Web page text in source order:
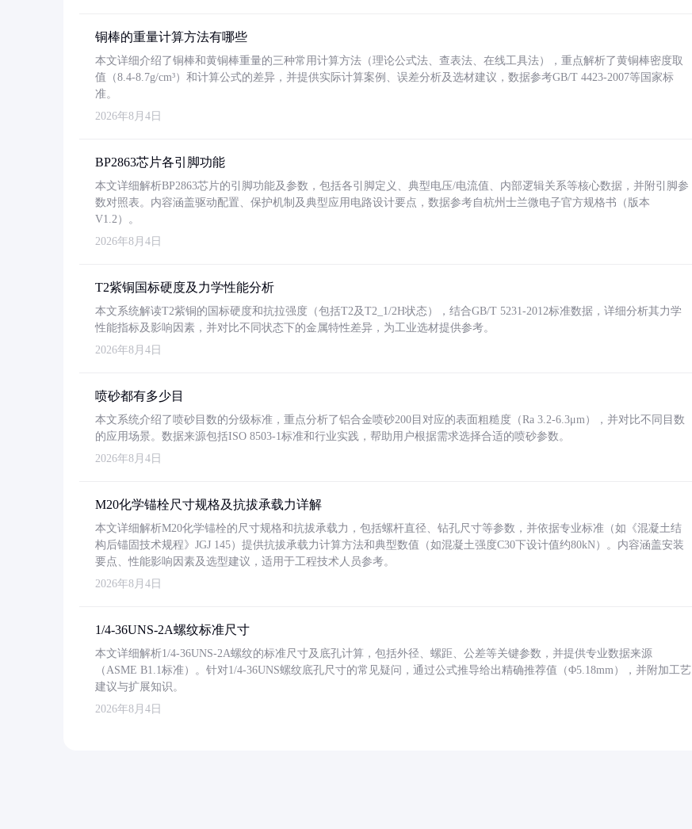
铜棒的重量计算方法有哪些
本文详细介绍了铜棒和黄铜棒重量的三种常用计算方法（理论公式法、查表法、在线工具法），重点解析了黄铜棒密度取
值（8.4-8.7g/cm³）和计算公式的差异，并提供实际计算案例、误差分析及选材建议，数据参考GB/T 4423-2007等国家标
准。
2026年8月4日
BP2863芯片各引脚功能
本文详细解析BP2863芯片的引脚功能及参数，包括各引脚定义、典型电压/电流值、内部逻辑关系等核心数据，并附引脚参
数对照表。内容涵盖驱动配置、保护机制及典型应用电路设计要点，数据参考自杭州士兰微电子官方规格书（版本
V1.2）。
2026年8月4日
T2紫铜国标硬度及力学性能分析
本文系统解读T2紫铜的国标硬度和抗拉强度（包括T2及T2_1/2H状态），结合GB/T 5231-2012标准数据，详细分析其力学
性能指标及影响因素，并对比不同状态下的金属特性差异，为工业选材提供参考。
2026年8月4日
喷砂都有多少目
本文系统介绍了喷砂目数的分级标准，重点分析了铝合金喷砂200目对应的表面粗糙度（Ra 3.2-6.3μm），并对比不同目数
的应用场景。数据来源包括ISO 8503-1标准和行业实践，帮助用户根据需求选择合适的喷砂参数。
2026年8月4日
M20化学锚栓尺寸规格及抗拔承载力详解
本文详细解析M20化学锚栓的尺寸规格和抗拔承载力，包括螺杆直径、钻孔尺寸等参数，并依据专业标准（如《混凝土结
构后锚固技术规程》JGJ 145）提供抗拔承载力计算方法和典型数值（如混凝土强度C30下设计值约80kN）。内容涵盖安装
要点、性能影响因素及选型建议，适用于工程技术人员参考。
2026年8月4日
1/4-36UNS-2A螺纹标准尺寸
本文详细解析1/4-36UNS-2A螺纹的标准尺寸及底孔计算，包括外径、螺距、公差等关键参数，并提供专业数据来源
（ASME B1.1标准）。针对1/4-36UNS螺纹底孔尺寸的常见疑问，通过公式推导给出精确推荐值（Φ5.18mm），并附加工艺
建议与扩展知识。
2026年8月4日